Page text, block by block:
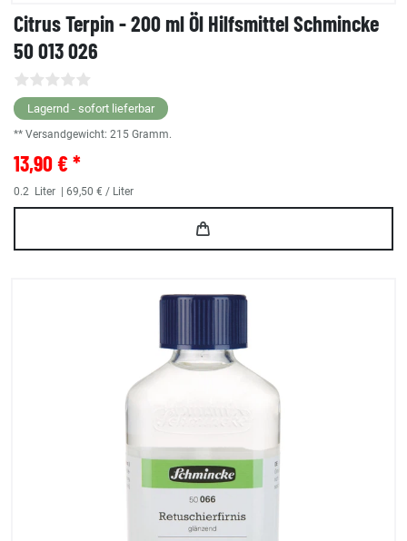
Citrus Terpin - 200 ml Öl Hilfsmittel Schmincke
50 013 026
Lagernd - sofort lieferbar
** Versandgewicht: 215 Gramm.
13,90 € *
0.2 Liter | 69,50 € / Liter